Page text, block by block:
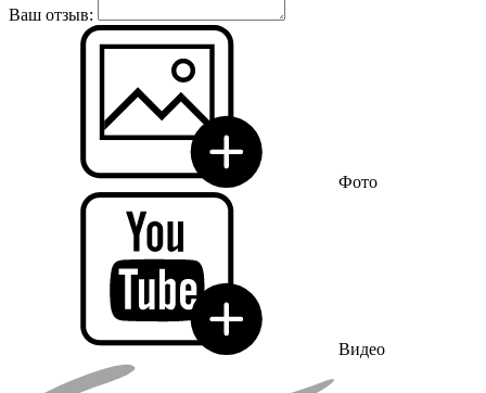
Ваш отзыв:
Фото
Видео